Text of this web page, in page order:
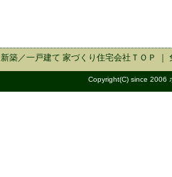
新築／一戸建て 家づくり住宅会社 ＴＯＰ ｜
Copyright(C) since 2006